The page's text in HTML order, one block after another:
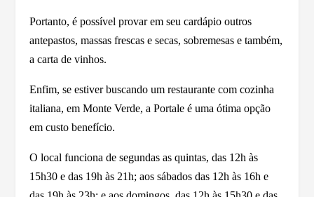
Portanto, é possível provar em seu cardápio outros
antepastos, massas frescas e secas, sobremesas e também,
a carta de vinhos.
Enfim, se estiver buscando um restaurante com cozinha
italiana, em Monte Verde, a Portale é uma ótima opção
em custo benefício.
O local funciona de segundas as quintas, das 12h às
15h30 e das 19h às 21h; aos sábados das 12h às 16h e